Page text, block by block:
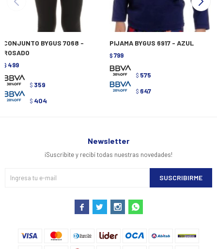
CONJUNTO BYGUS 7068 -
ROSADO
$ 499
$ 359
$ 404
PIJAMA BYGUS 6917 - AZUL
$ 799
$ 575
$ 647
Newsletter
¡Suscribite y recibí todas nuestras novedades!
SUSCRIBIRME
   